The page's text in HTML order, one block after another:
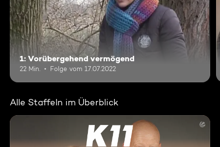
1: Vorübergehend vermögend
22 Min. Folge vom 17.07.2022
Alle Staffeln im Überblick